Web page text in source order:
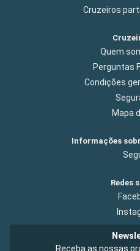
Cruzeiros
Quem
Perguntas
Condições
Mapa
Informações
Redes
Receba as nossas